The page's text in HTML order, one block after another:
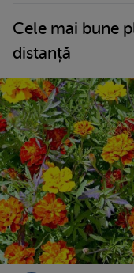
Cele mai bune
distanță